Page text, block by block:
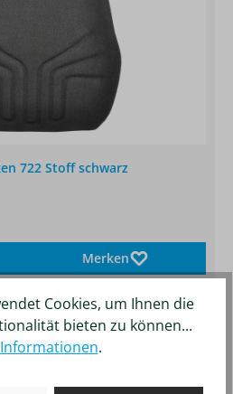
722 Stoff schwarz
Merken
Cookies, um Ihnen die
bieten zu können...
.